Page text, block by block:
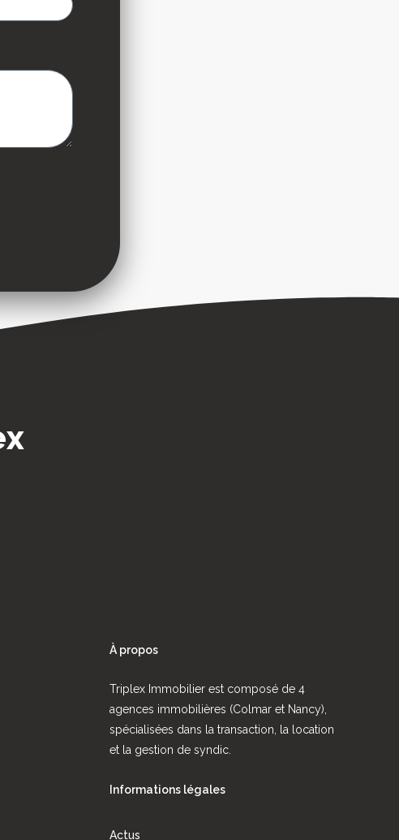
À propos
Triplex Immobilier est composé de 4
agences immobilières (Colmar et Nancy),
spécialisées dans la transaction, la location
et la gestion de syndic.
Informations légales
Actus